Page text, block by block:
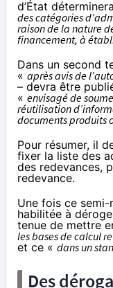
d’État
des catégories
raison de la nature
financement, à
Dans un second
« après avis de
– devra être
« envisagé de
réutilisation
documents produits
Pour résumer, il
fixer la liste des
des redevances,
redevance.
Une fois ce semi-
habilitée à
tenue de mettre
les bases de calcul
et ce « dans un
Des